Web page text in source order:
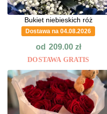
Bukiet niebieskich róż
Dostawa na 04.08.2026
od 209.00 zł
DOSTAWA GRATIS